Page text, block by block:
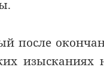
после